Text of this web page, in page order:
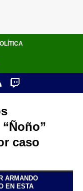
caso
ARMANDO
EN ESTA